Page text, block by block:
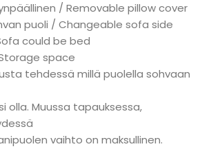
/ Removable pillow cover
puoli / Changeable sofa side
could be bed
space
tehdessä millä puolella sohvaan
olla. Muussa tapauksessa,
vaihto on maksullinen.